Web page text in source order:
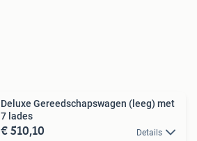
Deluxe Gereedschapswagen (leeg) met
7 lades
€ 510,10 Details